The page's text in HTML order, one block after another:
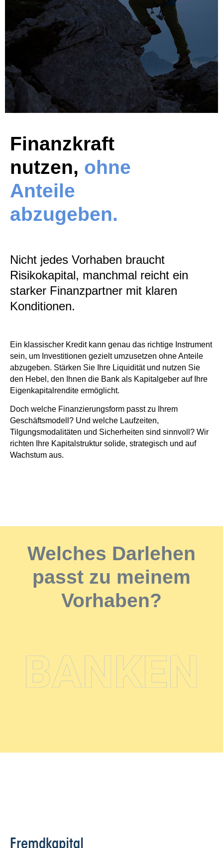
Finanzkraft
nutzen, ohne
Anteile
abzugeben.
Nicht jedes Vorhaben braucht
Risikokapital, manchmal reicht ein
starker Finanzpartner mit klaren
Konditionen.
Ein klassischer Kredit kann genau das richtige Instrument
sein, um Investitionen gezielt umzusetzen ohne Anteile
abzugeben. Stärken Sie Ihre Liquidität und nutzen Sie
den Hebel, den Ihnen die Bank als Kapitalgeber auf Ihre
Eigenkapitalrendite ermöglicht.
Doch welche Finanzierungsform passt zu Ihrem
Geschäftsmodell? Und welche Laufzeiten,
Tilgungsmodalitäten und Sicherheiten sind sinnvoll? Wir
richten Ihre Kapitalstruktur solide, strategisch und auf
Wachstum aus.
Welches Darlehen
passt zu meinem
Vorhaben?
BANKEN
Fremdkapital